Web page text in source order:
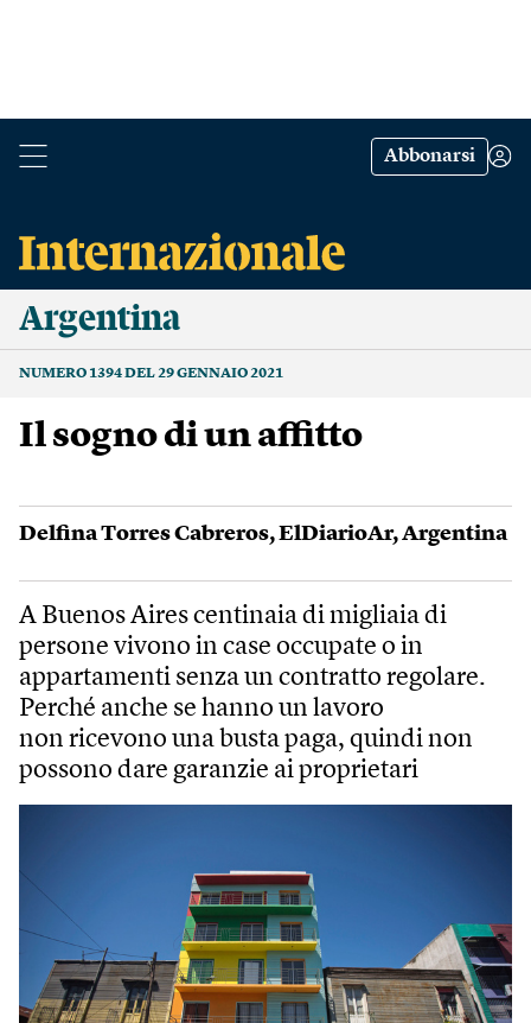
Abbonarsi
Argentina
NUMERO 1394 DEL 29 GENNAIO 2021
Il sogno di un affitto
Delfina Torres Cabreros,ElDiarioAr,Argentina
A Buenos Aires centinaia di migliaia di
persone vivono in case occupate o in
appartamenti senza un contratto regolare.
Perché anche se hanno un lavoro
non ricevono una busta paga, quindi non
possono dare garanzie ai proprietari